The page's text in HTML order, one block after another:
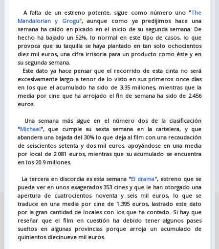
A falta de un estreno potente, sigue como número uno "The
Mandalorian y Grogu", aunque como ya predijimos hace una
semana ha caído en picado en el inicio de su segunda semana. De
hecho ha bajado un 52%, lo normal en este tipo de casos, lo que
provoca que su taquilla se haya plantado en tan solo ochocientos
diez mil euros, una cifra irrisoria para un producto como éste y en
su segunda semana.
Este dato ya hace pensar que el recorrido de esta cinta no será
excesivamente largo a tenor de lo visto en sus primeros once días
en los que el acumulado ha sido de 3.35 millones, mientras que la
media por cine que ha arrojado el fin de semana ha sido de 2.456
euros.
Una semana más sigue en el número dos de la clasificación
"Michael", que cumple su sexta semana en la cartelera, y que
abandera una bajada del 30% lo que deja al film con una recaudación
de seiscientos setenta y dos mil euros, apoyándose en una media
por local de 2.081 euros, mientras que su acumulado se encuentra
en los 20.9 millones.
La tercera en discordia es esta semana "El drama", estreno que se
puede ver en unos exagerados 353 cines y que le han otorgado una
apertura de cuatrocientos noventa y seis mil euros, lo que se
traduce en una media por cine de 1.395 euros, lastrado este dato
por la gran cantidad de locales con los que ha contado. Si hay que
reseñar que el film en cuestión ha debido tener algunos pases
sueltos en algunas provincias porque arroja un acumulado de
quinientos diecinueve mil euros.